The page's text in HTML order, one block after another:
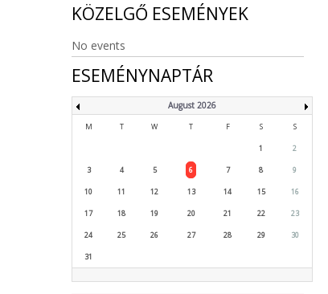
KÖZELGŐ ESEMÉNYEK
No events
ESEMÉNYNAPTÁR
August 2026
M T W T F S S
1 2
3 4 5 6 7 8 9
10 11 12 13 14 15 16
17 18 19 20 21 22 23
24 25 26 27 28 29 30
31